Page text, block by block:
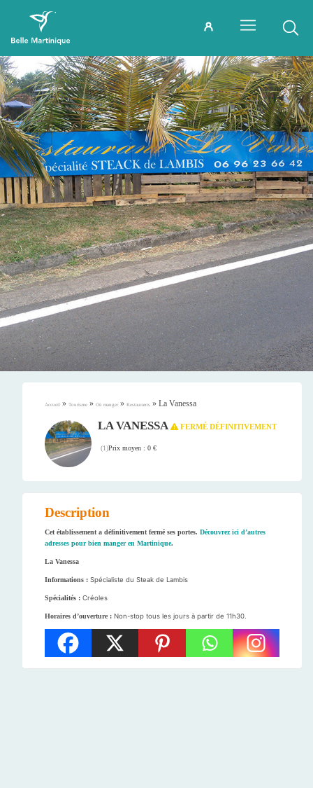
Accueil » Tourisme » Où manger » Restaurants » La Vanessa
LA VANESSA FERMÉ DÉFINITIVEMENT
(1)Prix moyen : 0 €
Description
Cet établissement a définitivement fermé ses portes. Découvrez ici d’autres
adresses pour bien manger en Martinique.
La Vanessa
Informations : Spécialiste du Steak de Lambis
Spécialités : Créoles
Horaires d’ouverture : Non-stop tous les jours à partir de 11h30.